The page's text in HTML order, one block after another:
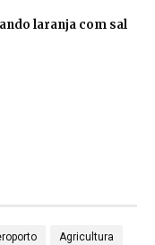
laranja com sal
Agricultura